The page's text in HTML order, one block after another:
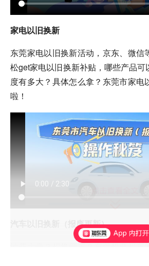
家电以旧换新
东莞家电以旧换新活动，京东、微信
松get家电以旧换新补贴，哪些产品可
度有多大？具体怎么拿？东莞市家电
啦！
汽车以旧换新（报废更新）
油费太贵？想换新车？东莞想要买车